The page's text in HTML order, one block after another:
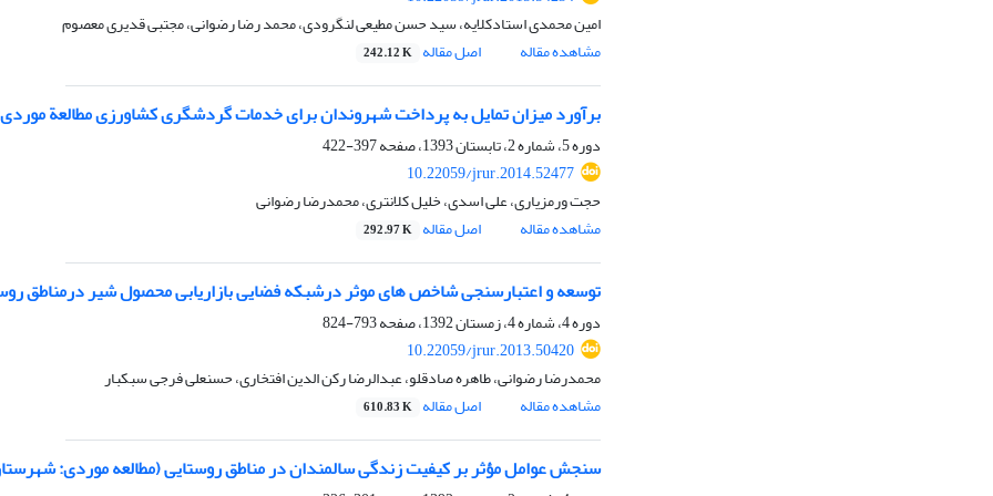
امین محمدی استادکلایه، سید حسن مطیعی لنگرودی، محمد رضا رضوانی، مجتبی قدیری معصوم
مشاهده مقاله
اصل مقاله 242.12 K
برآورد میزان تمایل به پرداخت شهروندان برای خدمات گردشگری کشاورزی مطالعة
دوره 5، شماره 2، تابستان 1393، صفحه
397-422
10.22059/jrur.2014.52477
حجت ورمزیاری، علی اسدی، خلیل کلانتری، محمدرضا رضوانی
مشاهده مقاله
اصل مقاله 292.97 K
توسعه و اعتبارسنجی شاخص های موثر درشبکه فضایی بازاریابی محصول شیر درمناطق
دوره 4، شماره 4، زمستان 1392، صفحه
793-824
10.22059/jrur.2013.50420
محمدرضا رضوانی، طاهره صادقلو، عبدالرضا رکن الدین افتخاری، حسنعلی فرجی سبکبار
مشاهده مقاله
اصل مقاله 610.83 K
سنجش عوامل مؤثر بر کیفیت زندگی سالمندان در مناطق روستایی (مطالعه موردی: